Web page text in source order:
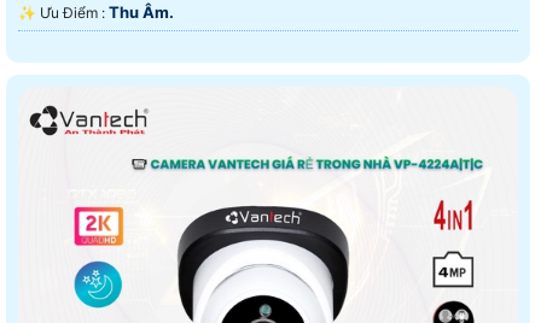
️✨ Ưu Điểm : Thu Âm.